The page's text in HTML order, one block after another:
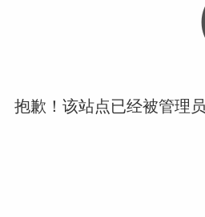
抱歉！该站点已经被管理